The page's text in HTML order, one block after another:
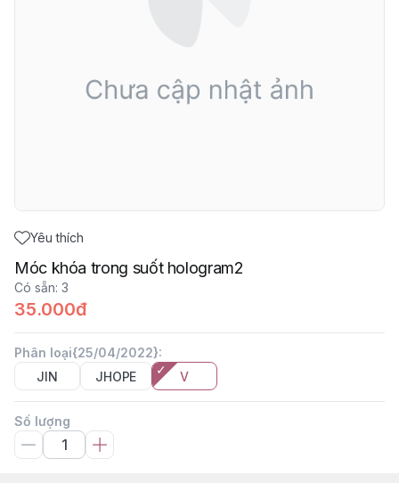
Yêu thích
Móc khóa trong suốt hologram2
Có sẵn: 3
35.000đ
Phân loại{25/04/2022}:
JIN
JHOPE V
Số lượng